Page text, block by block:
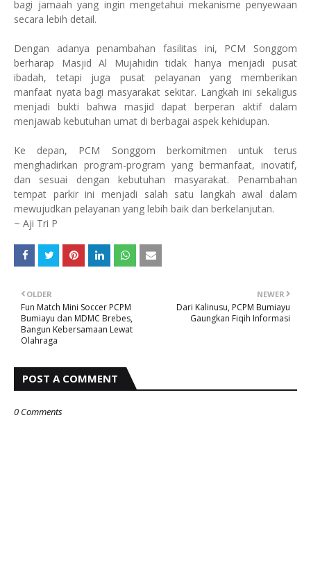
bagi jamaah yang ingin mengetahui mekanisme penyewaan
secara lebih detail.
‎Dengan adanya penambahan fasilitas ini, PCM Songgom
berharap Masjid Al Mujahidin tidak hanya menjadi pusat
ibadah, tetapi juga pusat pelayanan yang memberikan
manfaat nyata bagi masyarakat sekitar. Langkah ini sekaligus
menjadi bukti bahwa masjid dapat berperan aktif dalam
menjawab kebutuhan umat di berbagai aspek kehidupan.
‎Ke depan, PCM Songgom berkomitmen untuk terus
menghadirkan program-program yang bermanfaat, inovatif,
dan sesuai dengan kebutuhan masyarakat. Penambahan
tempat parkir ini menjadi salah satu langkah awal dalam
mewujudkan pelayanan yang lebih baik dan berkelanjutan.
~ Aji Tri P
NEWER
Dari Kalinusu, PCPM Bumiayu
Gaungkan Fiqih Informasi
OLDER
Fun Match Mini Soccer PCPM
Bumiayu dan MDMC Brebes,
Bangun Kebersamaan Lewat
Olahraga
POST A COMMENT
0 Comments